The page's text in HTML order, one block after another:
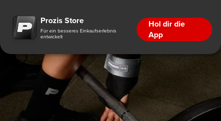
Prozis Store
Für ein besseres Einkaufserlebnis
entwickelt
Hol dir die
App